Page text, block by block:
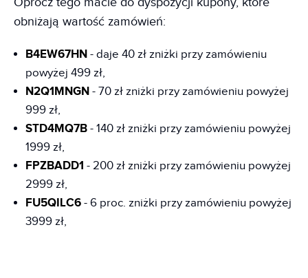
obniżają wartość zamówień:
B4EW67HN - daje 40 zł zniżki przy zamówieniu
powyżej 499 zł,
N2Q1MNGN - 70 zł zniżki przy zamówieniu powyżej
999 zł,
STD4MQ7B - 140 zł zniżki przy zamówieniu powyżej
1999 zł,
FPZBADD1 - 200 zł zniżki przy zamówieniu powyżej
2999 zł,
FU5QILC6 - 6 proc. zniżki przy zamówieniu powyżej
3999 zł,